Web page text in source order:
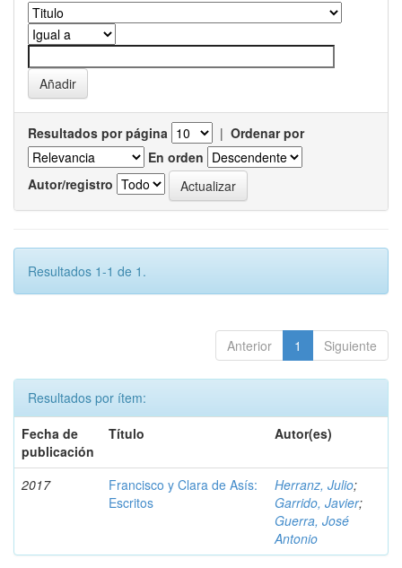
Resultados por página | Ordenar por
En orden
Autor/registro
Resultados 1-1 de 1.
Anterior 1 Siguiente
Resultados por ítem:
Fecha de
publicación
Título Autor(es)
2017
Francisco y Clara de Asís:
Escritos
Herranz, Julio;
Garrido, Javier;
Guerra, José
Antonio